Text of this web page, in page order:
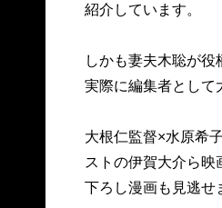
紹介しています。
しかも妻夫木聡が
実際に編集者として
大根仁監督×水原希
ストの伊賀大介ら映
下ろし漫画も見逃せ